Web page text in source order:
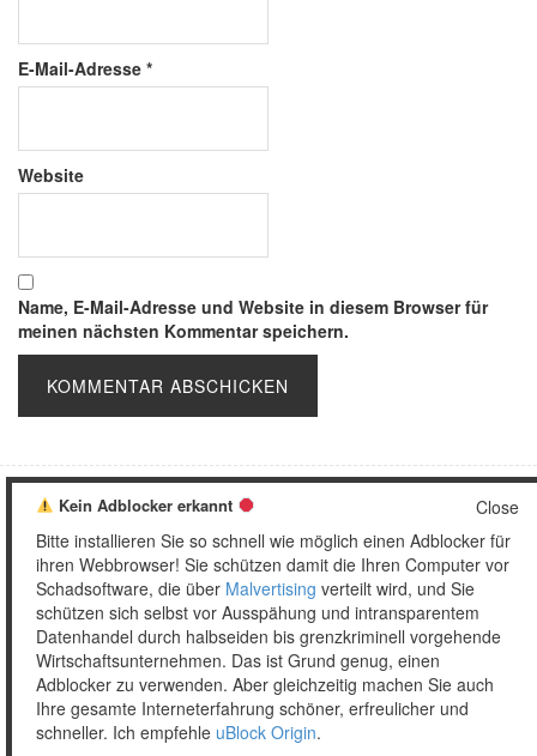
E-Mail-Adresse *
Website
Name, E-Mail-Adresse und Website in diesem Browser für
meinen nächsten Kommentar speichern.
MobileWordPress Theme by themehall.com
Close
Kein Adblocker erkannt
Bitte installieren Sie so schnell wie möglich einen Adblocker für
ihren Webbrowser! Sie schützen damit die Ihren Computer vor
Schadsoftware, die über Malvertising verteilt wird, und Sie
schützen sich selbst vor Ausspähung und intransparentem
Datenhandel durch halbseiden bis grenzkriminell vorgehende
Wirtschaftsunternehmen. Das ist Grund genug, einen
Adblocker zu verwenden. Aber gleichzeitig machen Sie auch
Ihre gesamte Interneterfahrung schöner, erfreulicher und
schneller. Ich empfehle uBlock Origin.